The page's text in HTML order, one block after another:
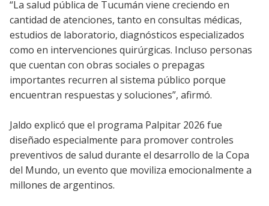
“La salud pública de Tucumán viene creciendo en
cantidad de atenciones, tanto en consultas médicas,
estudios de laboratorio, diagnósticos especializados
como en intervenciones quirúrgicas. Incluso personas
que cuentan con obras sociales o prepagas
importantes recurren al sistema público porque
encuentran respuestas y soluciones”, afirmó.
Jaldo explicó que el programa Palpitar 2026 fue
diseñado especialmente para promover controles
preventivos de salud durante el desarrollo de la Copa
del Mundo, un evento que moviliza emocionalmente a
millones de argentinos.